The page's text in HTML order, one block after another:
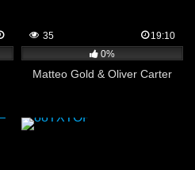
35
19:10
0%
Matteo Gold & Oliver Carter